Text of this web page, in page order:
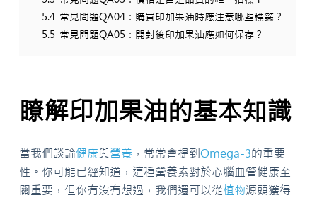
5.4 常見問題QA04：購買印加果油時應注意哪些標籤？
5.5 常見問題QA05：開封後印加果油應如何保存？
瞭解印加果油的基本知識
當我們談論健康與營養 ，常常會提到Omega-3的重要
性。你可能已經知道，這種營養素對於心腦血管健康至
關重要，但你有沒有想過，我們還可以從植物源頭獲得